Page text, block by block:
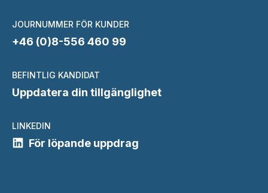
JOURNUMMER FÖR KUNDER
+46 (0)8-556 460 99
BEFINTLIG KANDIDAT
Uppdatera din tillgänglighet
LINKEDIN
För löpande uppdrag